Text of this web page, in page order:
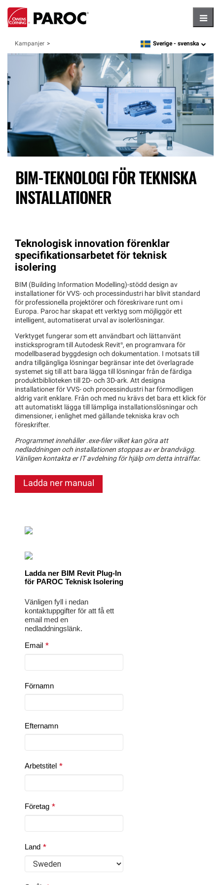
Kampanjer language
Sverige - svenska
BIM-TEKNOLOGI FÖR TEKNISKA
INSTALLATIONER
Teknologisk innovation förenklar
specifikationsarbetet för teknisk
isolering
BIM (Building Information Modelling)-stödd design av
installationer för VVS- och processindustri har blivit standard
för professionella projektörer och föreskrivare runt om i
Europa. Paroc har skapat ett verktyg som möjliggör ett
intelligent, automatiserat urval av isolerlösningar.
Verktyget fungerar som ett användbart och lättanvänt
insticksprogram till Autodesk Revit®, en programvara för
modellbaserad byggdesign och dokumentation. I motsats till
andra tillgängliga lösningar begränsar inte det överlagrade
systemet sig till att bara lägga till lösningar från de färdiga
produktbiblioteken till 2D- och 3D-ark. Att designa
installationer för VVS- och processindustri har förmodligen
aldrig varit enklare. Från och med nu krävs det bara ett klick för
att automatiskt lägga till lämpliga installationslösningar och
dimensioner, i enlighet med gällande tekniska krav och
föreskrifter.
Programmet innehåller .exe-filer vilket kan göra att
nedladdningen och installationen stoppas av er brandvägg.
Vänligen kontakta er IT avdelning för hjälp om detta inträffar.
Ladda ner manual